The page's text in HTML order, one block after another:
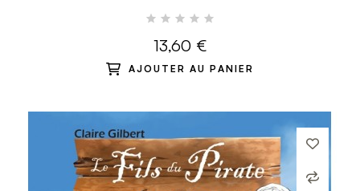
13,60 €
AJOUTER AU PANIER